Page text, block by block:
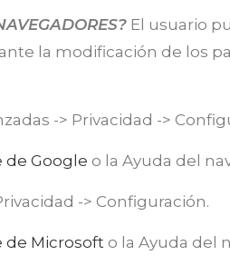
El usuario
la modificación de los
-> Privacidad ->
de Google o la Ayuda del
-> Configuración.
de Microsoft o la Ayuda del